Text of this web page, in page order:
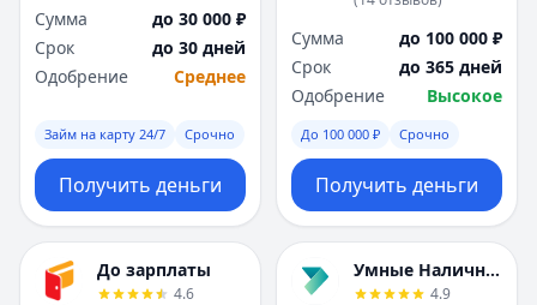
Саратов
Севастополь
Сочи
Сургут
Т
Тверь
Тольятти
Томск
Тула
Саратов
Севастополь
Сочи
Сургут
Т
Тверь
Тольятти
Томск
Тула
Сумма
до 30 000 ₽
Срок
до 30 дней
Одобрение
Среднее
Займ на карту 24/7 Срочно
Получить деньги
Сумма
до 100 000 ₽
Срок
до 365 дней
Одобрение
Высокое
До 100 000 ₽ Срочно
Получить деньги
До зарплаты
4.6
Умные Наличные
4.9